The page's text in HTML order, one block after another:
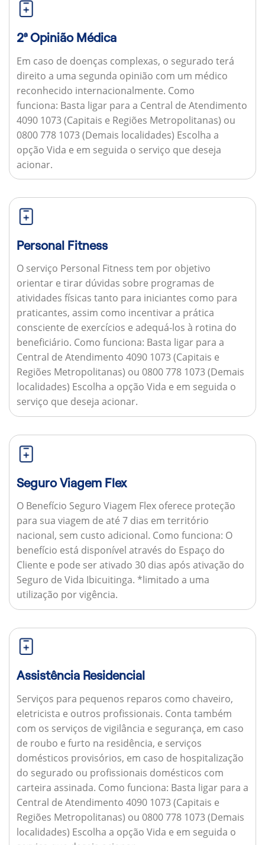
2ª Opinião Médica
Em caso de doenças complexas, o segurado terá
direito a uma segunda opinião com um médico
reconhecido internacionalmente. Como
funciona: Basta ligar para a Central de Atendimento
4090 1073 (Capitais e Regiões Metropolitanas) ou
0800 778 1073 (Demais localidades) Escolha a
opção Vida e em seguida o serviço que deseja
acionar.
Personal Fitness
O serviço Personal Fitness tem por objetivo
orientar e tirar dúvidas sobre programas de
atividades físicas tanto para iniciantes como para
praticantes, assim como incentivar a prática
consciente de exercícios e adequá-los à rotina do
beneficiário. Como funciona: Basta ligar para a
Central de Atendimento 4090 1073 (Capitais e
Regiões Metropolitanas) ou 0800 778 1073 (Demais
localidades) Escolha a opção Vida e em seguida o
serviço que deseja acionar.
Seguro Viagem Flex
O Benefício Seguro Viagem Flex oferece proteção
para sua viagem de até 7 dias em território
nacional, sem custo adicional. Como funciona: O
benefício está disponível através do Espaço do
Cliente e pode ser ativado 30 dias após ativação do
Seguro de Vida Ibicuitinga. *limitado a uma
utilização por vigência.
Assistência Residencial
Serviços para pequenos reparos como chaveiro,
eletricista e outros profissionais. Conta também
com os serviços de vigilância e segurança, em caso
de roubo e furto na residência, e serviços
domésticos provisórios, em caso de hospitalização
do segurado ou profissionais domésticos com
carteira assinada. Como funciona: Basta ligar para a
Central de Atendimento 4090 1073 (Capitais e
Regiões Metropolitanas) ou 0800 778 1073 (Demais
localidades) Escolha a opção Vida e em seguida o